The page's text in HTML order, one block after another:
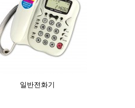
일반전화기